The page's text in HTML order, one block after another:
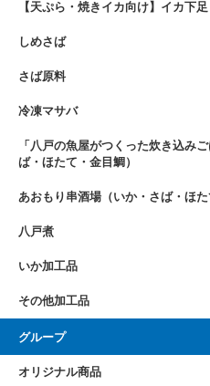
【天ぷら・焼きイカ向け】イカ下
しめさば
さば原料
冷凍マサバ
「八戸の魚屋がつくった炊き込み
ば・ほたて・金目鯛）
あおもり串酒場（いか・さば・ほた
八戸煮
いか加工品
その他加工品
グループ
オリジナル商品